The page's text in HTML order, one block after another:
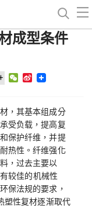
成型条件
WeChat
Sina
，其基本组成分
受负载，提高复
保护纤维，并提
热性。纤维强化
，过去主要以
较佳的机械性
保法规的要求，
塑性复材逐渐取代